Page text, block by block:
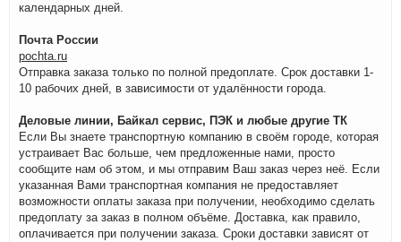
календарных дней.
Почта России
pochta.ru
Отправка заказа только по полной предоплате. Срок доставки 1-
10 рабочих дней, в зависимости от удалённости города.
Деловые линии, Байкал сервис, ПЭК и любые другие ТК
Если Вы знаете транспортную компанию в своём городе, которая
устраивает Вас больше, чем предложенные нами, просто
сообщите нам об этом, и мы отправим Ваш заказ через неё. Если
указанная Вами транспортная компания не предоставляет
возможности оплаты заказа при получении, необходимо сделать
предоплату за заказ в полном объёме. Доставка, как правило,
оплачивается при получении заказа. Сроки доставки зависят от